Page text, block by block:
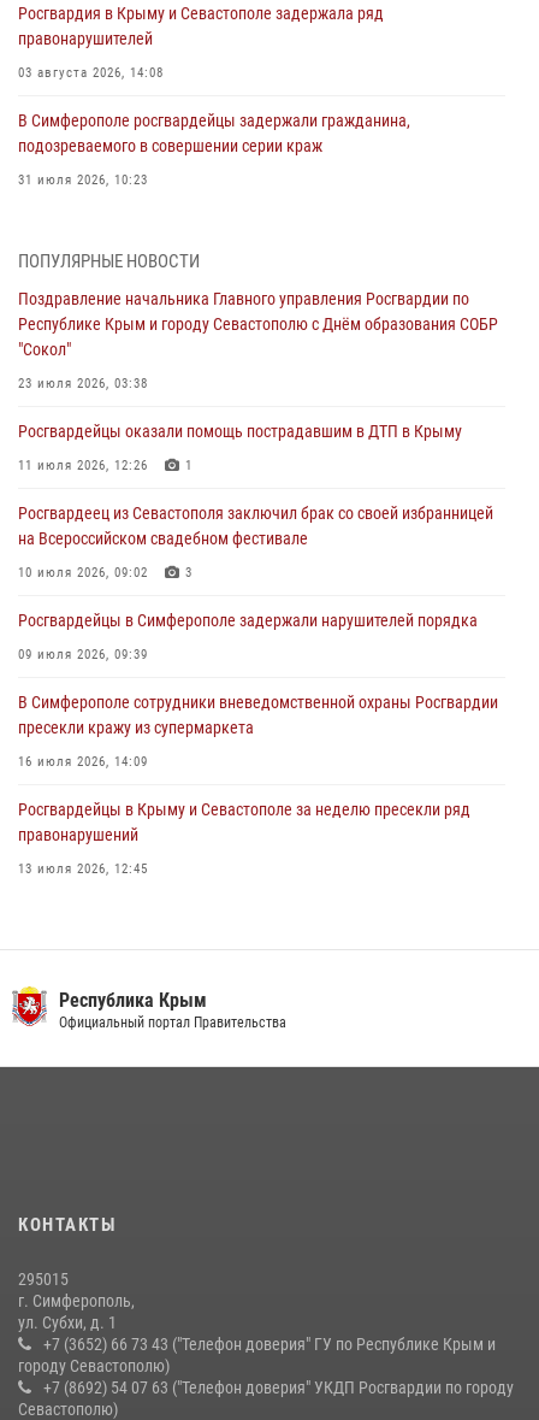
Росгвардия в Крыму и Севастополе задержала ряд
правонарушителей
03 августа 2026, 14:08
В Симферополе росгвардейцы задержали гражданина,
подозреваемого в совершении серии краж
31 июля 2026, 10:23
объекте в Севастополе
Росгвардейцы Севастополя пресекли противоправные действия на
охраняемом объекте
29 июля 2026, 12:34
Росгвардейцы Крыма и Севастополя отметили День Крещения Руси
28 июля 2026, 14:18
В Симферополе сотрудники Росгвардии задержали подозреваемого
в краже из гипермаркета
24 июля 2026, 12:21
ПОПУЛЯРНЫЕ НОВОСТИ
Поздравление начальника Главного управления Росгвардии по
Республике Крым и городу Севастополю с Днём образования СОБР
"Сокол"
23 июля 2026, 03:38
Росгвардейцы оказали помощь пострадавшим в ДТП в Крыму
11 июля 2026, 12:26 1
Росгвардеец из Севастополя заключил брак со своей избранницей
на Всероссийском свадебном фестивале
10 июля 2026, 09:02 3
Росгвардейцы в Симферополе задержали нарушителей порядка
09 июля 2026, 09:39
В Симферополе сотрудники вневедомственной охраны Росгвардии
пресекли кражу из супермаркета
16 июля 2026, 14:09
Росгвардейцы в Крыму и Севастополе за неделю пресекли ряд
правонарушений
13 июля 2026, 12:45
21 июля 2026, 13:18
Росгвардия в Крыму и Севастополе задержала ряд
правонарушителей
10 июля 2026, 15:10
Республика Крым
Официальный портал Правительства
КОНТАКТЫ
295015
г. Симферополь,
ул. Субхи, д. 1
+7 (3652) 66 73 43 ("Телефон доверия" ГУ по Республике Крым и
городу Севастополю)
+7 (8692) 54 07 63 ("Телефон доверия" УКДП Росгвардии по городу
Севастополю)